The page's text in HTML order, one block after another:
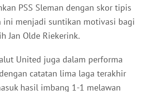
PSS Sleman dengan skor tipis
ini menjadi suntikan motivasi bagi
Jan Olde Riekerink.
United juga dalam performa
catatan lima laga terakhir
hasil imbang 1-1 melawan